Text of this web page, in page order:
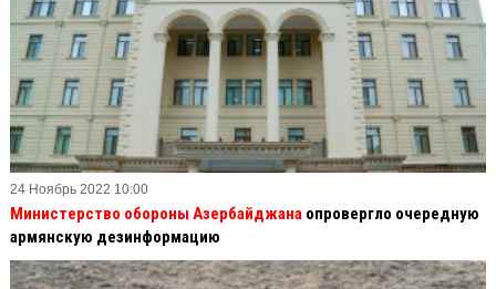
24 Ноябрь 2022 10:00
Министерство обороны Азербайджана опровергло очередную
армянскую дезинформацию